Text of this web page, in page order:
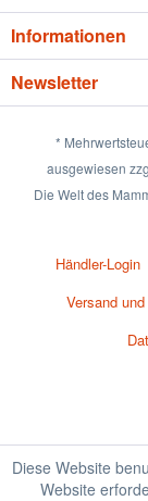
Informationen
Newsletter
*
ausgewiesen
Die Welt des
Händler-Login
Versand
Diese Website
Website